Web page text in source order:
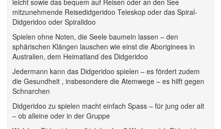
leicht sowie das bequem auf Reisen oder an den See
mitzunehmende Reisedidgeridoo Teleskop oder das Spiral-
Didgeridoo oder Spiralidoo
Spielen ohne Noten, die Seele baumeln lassen – den
sphärischen Klängen lauschen wie einst die Aboriginees in
Australien, dem Heimatland des Didgeridoo
Jedermann kann das Didgeridoo spielen – es fördert zudem
die Gesundheit , insbesondere die Atemwege – es hilft gegen
Schnarchen
Didgeridoo zu spielen macht einfach Spass – für jung oder alt
– ob alleine oder in der Gruppe